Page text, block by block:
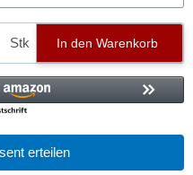
Stk In den Warenkorb
erteilen